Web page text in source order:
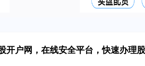
开户网，在线安全平台，快速办理